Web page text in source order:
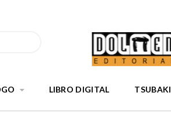
LIBRO DIGITAL TSUBAKI